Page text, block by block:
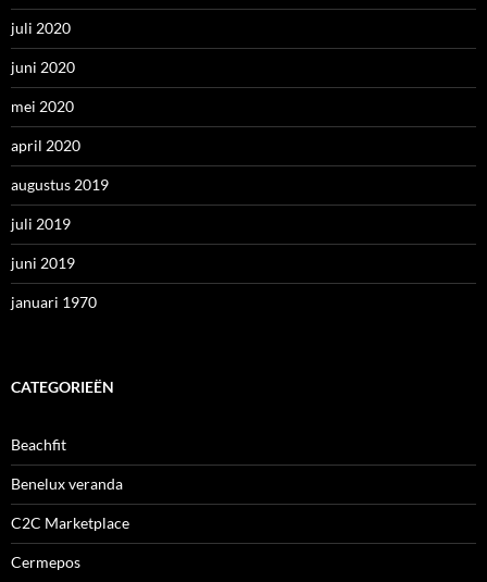
juli 2020
juni 2020
mei 2020
april 2020
augustus 2019
juli 2019
juni 2019
januari 1970
CATEGORIEËN
Beachfit
Benelux veranda
C2C Marketplace
Cermepos